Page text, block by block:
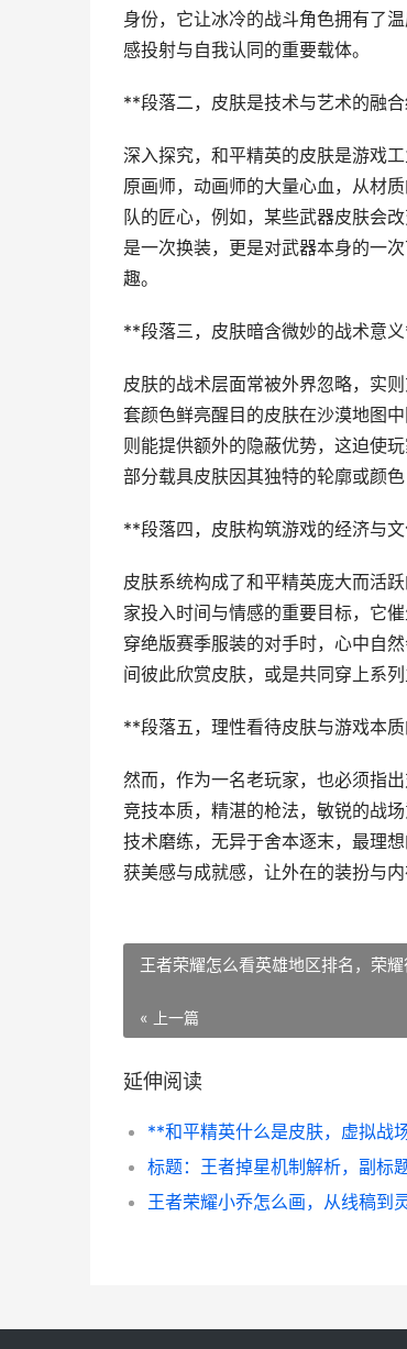
身份，它让冰冷的战斗角色拥有了
感投射与自我认同的重要载体。
**段落二，皮肤是技术与艺术的融
深入探究，和平精英的皮肤是游戏
原画师，动画师的大量心血，从材
队的匠心，例如，某些武器皮肤会
是一次换装，更是对武器本身的一
趣。
**段落三，皮肤暗含微妙的战术意
皮肤的战术层面常被外界忽略，实
套颜色鲜亮醒目的皮肤在沙漠地图
则能提供额外的隐蔽优势，这迫使
部分载具皮肤因其独特的轮廓或颜
**段落四，皮肤构筑游戏的经济与
皮肤系统构成了和平精英庞大而活
家投入时间与情感的重要目标，它
穿绝版赛季服装的对手时，心中自
间彼此欣赏皮肤，或是共同穿上系
**段落五，理性看待皮肤与游戏本
然而，作为一名老玩家，也必须指
竞技本质，精湛的枪法，敏锐的战
技术磨练，无异于舍本逐末，最理
获美感与成就感，让外在的装扮与
王者荣耀怎么看英雄地区排名，荣
« 上一篇
延伸阅读